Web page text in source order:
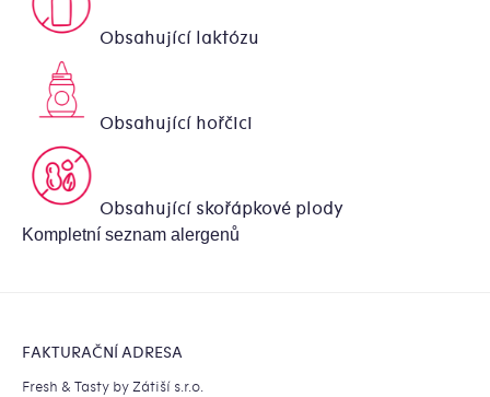
Obsahující laktózu
Obsahující hořčici
Obsahující skořápkové plody
Kompletní seznam alergenů
FAKTURAČNÍ ADRESA
Fresh & Tasty by Zátiší s.r.o.